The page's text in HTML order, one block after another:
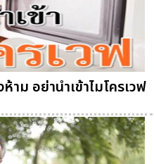
าม อย่านำเข้าไมโครเวฟ